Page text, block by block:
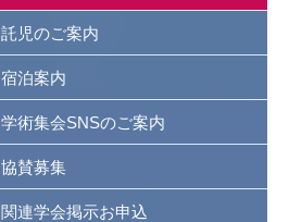
託児のご案内
宿泊案内
学術集会SNSのご案内
協賛募集
関連学会掲示お申込